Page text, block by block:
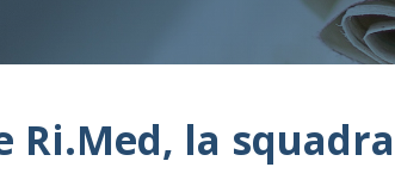
Ri.Med, la